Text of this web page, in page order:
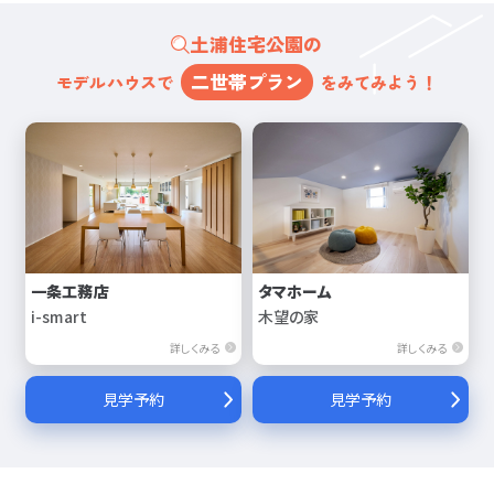
土浦住宅公園の
モデルハウスで 二世帯プラン をみてみよう！
一条工務店
i-smart
詳しくみる
見学予約
タマホーム
木望の家
詳しくみる
見学予約